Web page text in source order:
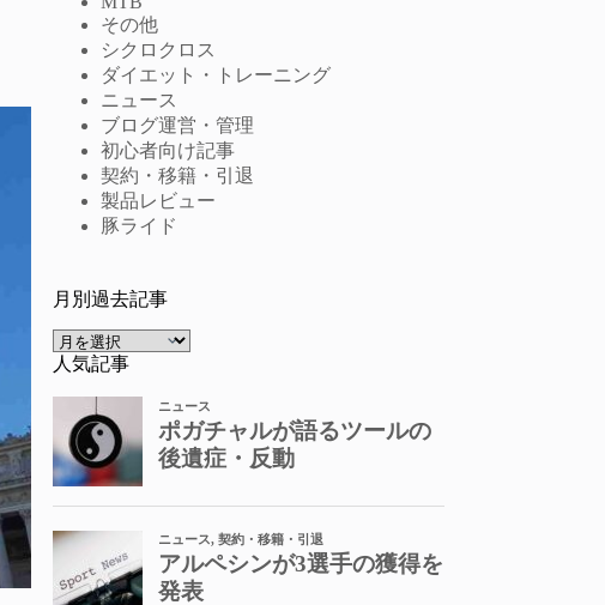
その他
シクロクロス
ダイエット・トレーニング
ニュース
ブログ運営・管理
初心者向け記事
契約・移籍・引退
製品レビュー
豚ライド
月別過去記事
ア
ー
ブ
人気記事